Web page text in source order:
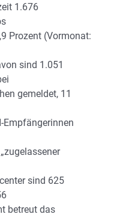
1.676
Prozent (Vormonat:
sind 1.051
gemeldet, 11
Empfängerinnen
sind 625
betreut das